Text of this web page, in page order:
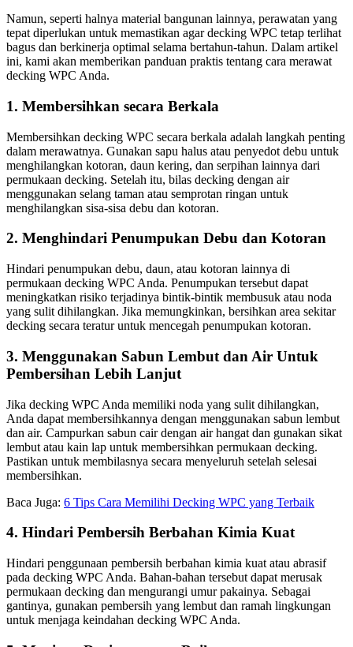
Namun, seperti halnya material bangunan lainnya, perawatan yang
tepat diperlukan untuk memastikan agar decking WPC tetap terlihat
bagus dan berkinerja optimal selama bertahun-tahun. Dalam artikel
ini, kami akan memberikan panduan praktis tentang cara merawat
decking WPC Anda.
1. Membersihkan secara Berkala
Membersihkan decking WPC secara berkala adalah langkah penting
dalam merawatnya. Gunakan sapu halus atau penyedot debu untuk
menghilangkan kotoran, daun kering, dan serpihan lainnya dari
permukaan decking. Setelah itu, bilas decking dengan air
menggunakan selang taman atau semprotan ringan untuk
menghilangkan sisa-sisa debu dan kotoran.
2. Menghindari Penumpukan Debu dan Kotoran
Hindari penumpukan debu, daun, atau kotoran lainnya di
permukaan decking WPC Anda. Penumpukan tersebut dapat
meningkatkan risiko terjadinya bintik-bintik membusuk atau noda
yang sulit dihilangkan. Jika memungkinkan, bersihkan area sekitar
decking secara teratur untuk mencegah penumpukan kotoran.
3. Menggunakan Sabun Lembut dan Air Untuk
Pembersihan Lebih Lanjut
Jika decking WPC Anda memiliki noda yang sulit dihilangkan,
Anda dapat membersihkannya dengan menggunakan sabun lembut
dan air. Campurkan sabun cair dengan air hangat dan gunakan sikat
lembut atau kain lap untuk membersihkan permukaan decking.
Pastikan untuk membilasnya secara menyeluruh setelah selesai
membersihkan.
Baca Juga: 6 Tips Cara Memilihi Decking WPC yang Terbaik
4. Hindari Pembersih Berbahan Kimia Kuat
Hindari penggunaan pembersih berbahan kimia kuat atau abrasif
pada decking WPC Anda. Bahan-bahan tersebut dapat merusak
permukaan decking dan mengurangi umur pakainya. Sebagai
gantinya, gunakan pembersih yang lembut dan ramah lingkungan
untuk menjaga keindahan decking WPC Anda.